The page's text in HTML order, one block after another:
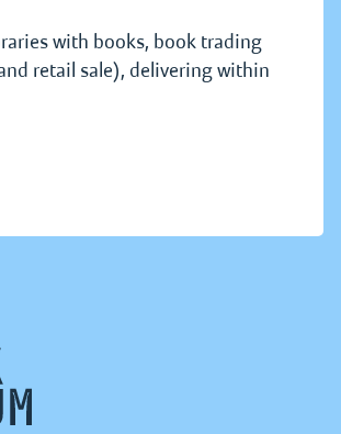
with books, book trading
retail sale), delivering within